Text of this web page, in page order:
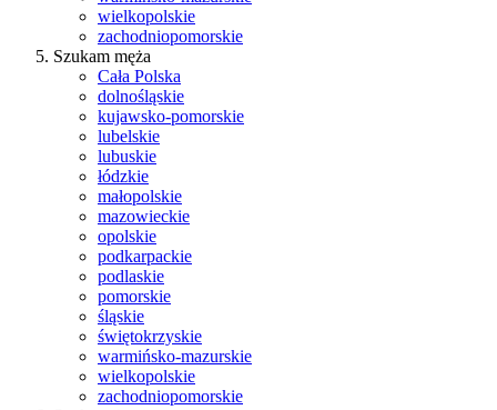
wielkopolskie
zachodniopomorskie
Szukam męża
Cała Polska
dolnośląskie
kujawsko-pomorskie
lubelskie
lubuskie
łódzkie
małopolskie
mazowieckie
opolskie
podkarpackie
podlaskie
pomorskie
śląskie
świętokrzyskie
warmińsko-mazurskie
wielkopolskie
zachodniopomorskie